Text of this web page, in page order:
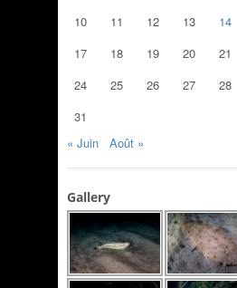
10
11 12 13 14
17
18 19 20 21
24
25 26 27 28
31
« Juin
Août »
Gallery